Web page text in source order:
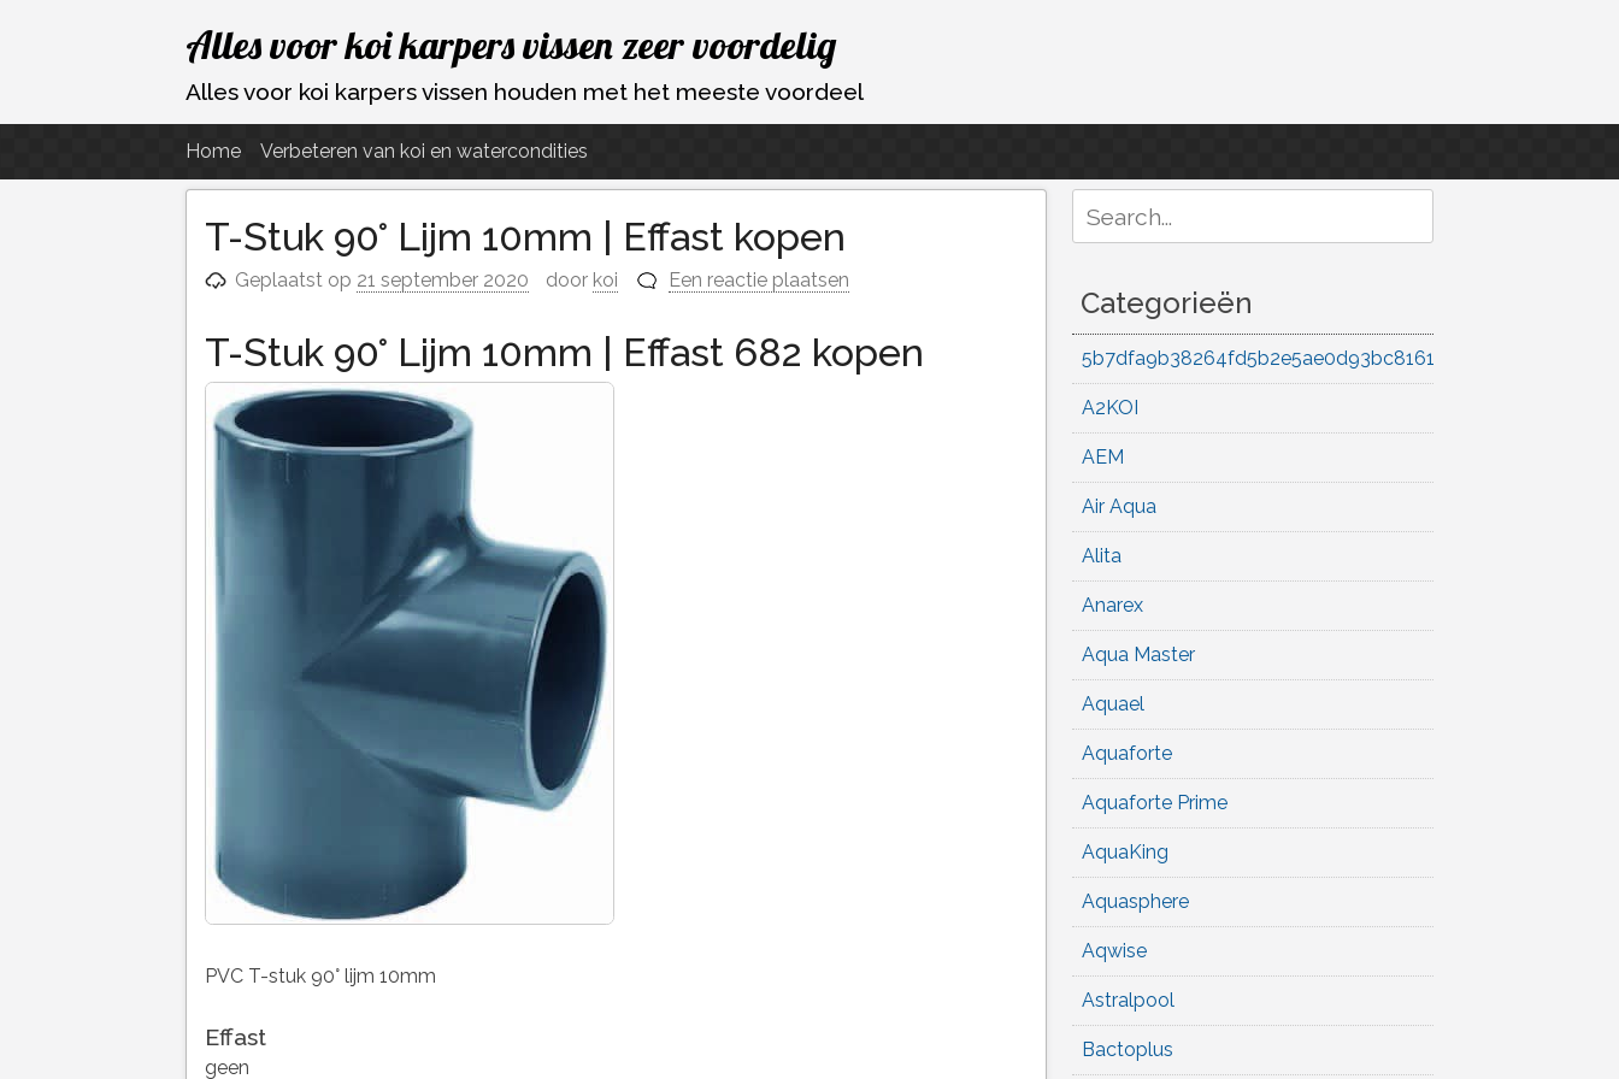
Ga
naar
de
Alles voor koi karpers vissen zeer voordelig
Alles voor koi karpers vissen houden met het meeste voordeel
Home Verbeteren van koi en watercondities
T-Stuk 90° Lijm 10mm | Effast kopen
Geplaatst op 21 september 2020 door koi Een reactie plaatsen
T-Stuk 90° Lijm 10mm | Effast 682 kopen
PVC T-stuk 90° lijm 10mm
Effast
geen
for:
Categorieën
5b7dfa9b38264fd5b2e5ae0d93bc8161
A2KOI
AEM
Air Aqua
Alita
Anarex
Aqua Master
Aquael
Aquaforte
Aquaforte Prime
AquaKing
Aquasphere
Aqwise
Astralpool
Bactoplus